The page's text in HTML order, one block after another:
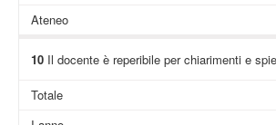
Ateneo
10Il docente è reperibile per chiarimenti e
Totale